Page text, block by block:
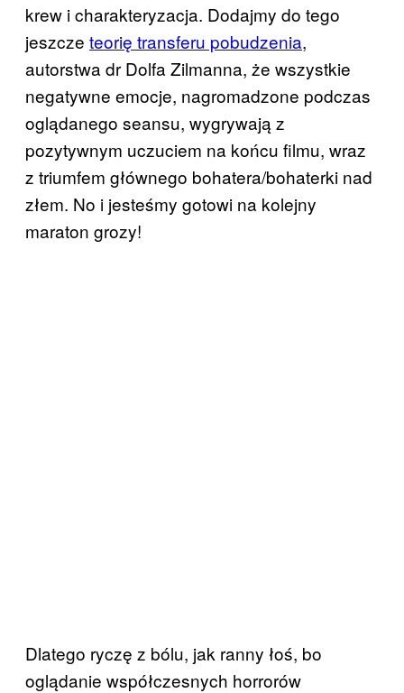
krew i charakteryzacja. Dodajmy do tego
jeszcze teorię transferu pobudzenia,
autorstwa dr Dolfa Zilmanna, że wszystkie
negatywne emocje, nagromadzone podczas
oglądanego seansu, wygrywają z
pozytywnym uczuciem na końcu filmu, wraz
z triumfem głównego bohatera/bohaterki nad
złem. No i jesteśmy gotowi na kolejny
maraton grozy!
Dlatego ryczę z bólu, jak ranny łoś, bo
oglądanie współczesnych horrorów